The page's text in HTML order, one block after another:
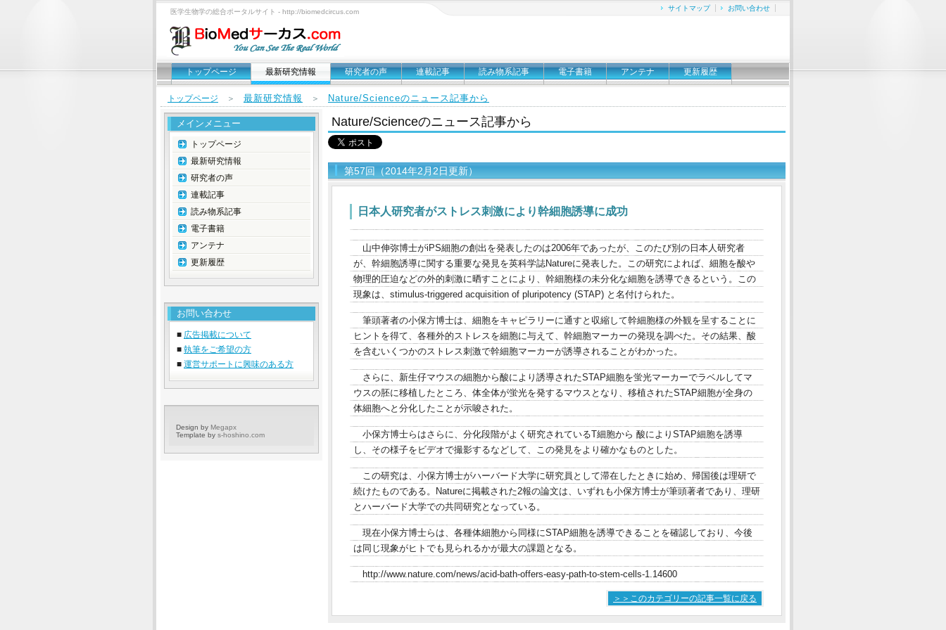
医学生物学の総合ポータルサイト - http://biomedcircus.com サイトマップ お問い合わせ
トップページ 最新研究情報 研究者の声 連載記事 読み物系記事 電子書籍 アンテナ 更新履歴
トップページ ＞ 最新研究情報 ＞ Nature/Scienceのニュース記事から
Nature/Scienceのニュース記事から
第57回（2014年2月2日更新）
日本人研究者がストレス刺激により幹細胞誘導に成功
山中伸弥博士がiPS細胞の創出を発表したのは2006年であったが、このたび別の日本人研究者
が、幹細胞誘導に関する重要な発見を英科学誌Natureに発表した。この研究によれば、細胞を酸や
物理的圧迫などの外的刺激に晒すことにより、幹細胞様の未分化な細胞を誘導できるという。この
現象は、stimulus-triggered acquisition of pluripotency (STAP) と名付けられた。
筆頭著者の小保方博士は、細胞をキャピラリーに通すと収縮して幹細胞様の外観を呈することに
ヒントを得て、各種外的ストレスを細胞に与えて、幹細胞マーカーの発現を調べた。その結果、酸
を含むいくつかのストレス刺激で幹細胞マーカーが誘導されることがわかった。
さらに、新生仔マウスの細胞から酸により誘導されたSTAP細胞を蛍光マーカーでラベルしてマ
ウスの胚に移植したところ、体全体が蛍光を発するマウスとなり、移植されたSTAP細胞が全身の
体細胞へと分化したことが示唆された。
小保方博士らはさらに、分化段階がよく研究されているT細胞から 酸によりSTAP細胞を誘導
し、その様子をビデオで撮影するなどして、この発見をより確かなものとした。
この研究は、小保方博士がハーバード大学に研究員として滞在したときに始め、帰国後は理研で
続けたものである。Natureに掲載された2報の論文は、いずれも小保方博士が筆頭著者であり、理研
とハーバード大学での共同研究となっている。
現在小保方博士らは、各種体細胞から同様にSTAP細胞を誘導できることを確認しており、今後
は同じ現象がヒトでも見られるかが最大の課題となる。
http://www.nature.com/news/acid-bath-offers-easy-path-to-stem-cells-1.14600
＞＞このカテゴリーの記事一覧に戻る
メインメニュー
トップページ
最新研究情報
研究者の声
連載記事
読み物系記事
電子書籍
アンテナ
更新履歴
お問い合わせ
■ 広告掲載について
■ 執筆をご希望の方
■ 運営サポートに興味のある方
Design by Megapx
Template by s-hoshino.com